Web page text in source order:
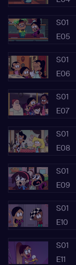
S01
E05
S01
E06
S01
E07
S01
E08
S01
E09
S01
E10
S01
E11